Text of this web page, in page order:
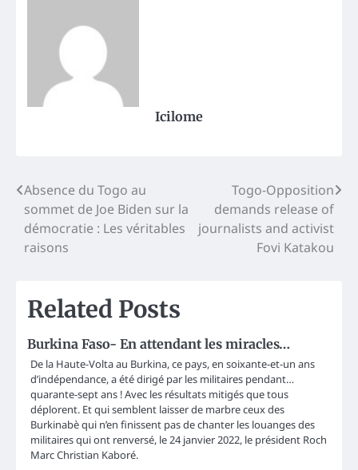
Icilome
Post
navigation
Absence du Togo au
sommet de Joe Biden sur la
démocratie : Les véritables
raisons
Togo-Opposition
demands release of
journalists and activist
Fovi Katakou
Related Posts
Burkina Faso- En attendant les miracles…
De la Haute-Volta au Burkina, ce pays, en soixante-et-un ans
d’indépendance, a été dirigé par les militaires pendant…
quarante-sept ans ! Avec les résultats mitigés que tous
déplorent. Et qui semblent laisser de marbre ceux des
Burkinabè qui n’en finissent pas de chanter les louanges des
militaires qui ont renversé, le 24 janvier 2022, le président Roch
Marc Christian Kaboré.